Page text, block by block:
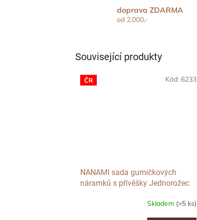
doprava ZDARMA
od 2.000,-
Související produkty
ČR
NANAMI sada gumičkových
náramků s přívěšky Jednorožec
Skladem (>5 ks)
Kód:6233